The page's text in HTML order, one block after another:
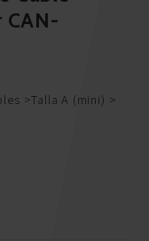
CAN-
Talla A (mini)